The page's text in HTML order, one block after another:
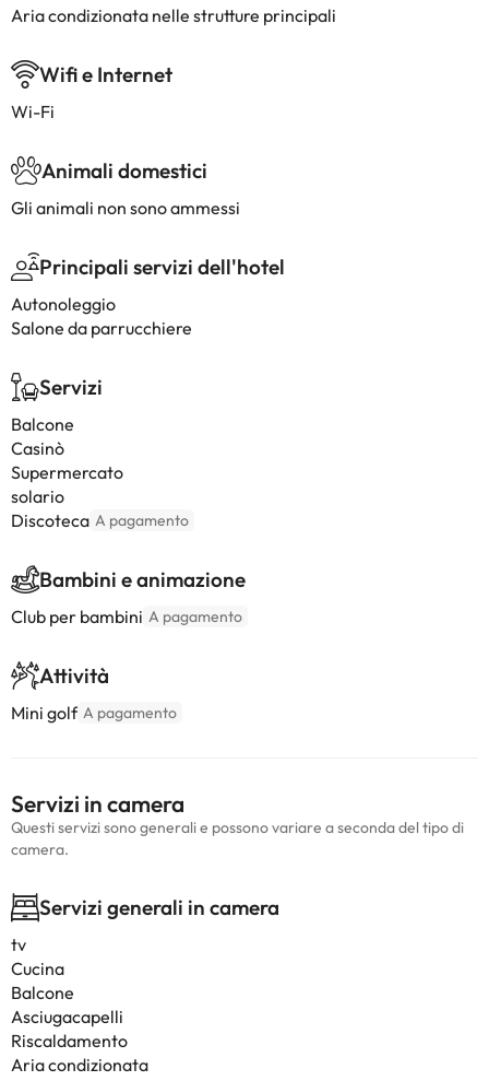
Aria condizionata nelle strutture principali
Wifi e Internet
Wi-Fi
Animali domestici
Gli animali non sono ammessi
Principali servizi dell'hotel
Autonoleggio
Salone da parrucchiere
Servizi
Balcone
Casinò
Supermercato
solario
Discoteca A pagamento
Bambini e animazione
Club per bambini A pagamento
Attività
Mini golf A pagamento
Servizi in camera
Questi servizi sono generali e possono variare a seconda del tipo di
camera.
Servizi generali in camera
tv
Cucina
Balcone
Asciugacapelli
Riscaldamento
Aria condizionata